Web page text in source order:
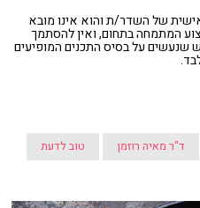
של השדר/ת והוא אינו מובא
המתמחה בתחום, ואין להסתמך
שנעשים על בסיס התכנים המופיעים
ד"ר מאיה רוזמן טוב לדעת